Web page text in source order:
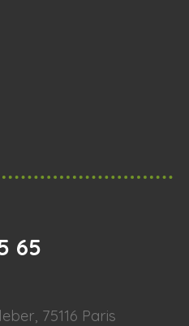
65
75116 Paris